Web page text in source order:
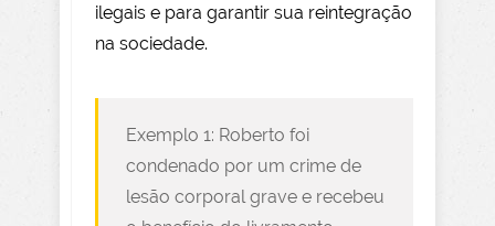
ilegais e para garantir sua reintegração
na sociedade.
Exemplo 1: Roberto foi
condenado por um crime de
lesão corporal grave e recebeu